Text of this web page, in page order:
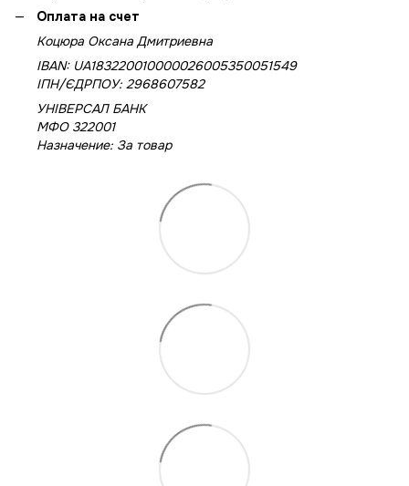
Оплата на счет
Коцюра Оксана Дмитриевна
IBAN: UA183220010000026005350051549
IПН/ЄДРПОУ: 2968607582
УНІВЕРСАЛ БАНК
МФО 322001
Назначение: За товар